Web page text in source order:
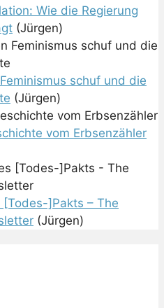
Wie die Regierung
(Jürgen)
schuf und die
(Jürgen)
vom Erbsenzähler
]Pakts – The
(Jürgen)